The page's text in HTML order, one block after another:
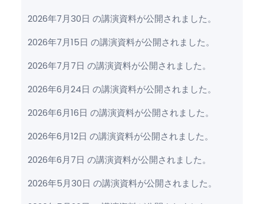
2026年7月30日 の講演資料が公開されました。
2026年7月15日 の講演資料が公開されました。
2026年7月7日 の講演資料が公開されました。
2026年6月24日 の講演資料が公開されました。
2026年6月16日 の講演資料が公開されました。
2026年6月12日 の講演資料が公開されました。
2026年6月7日 の講演資料が公開されました。
2026年5月30日 の講演資料が公開されました。